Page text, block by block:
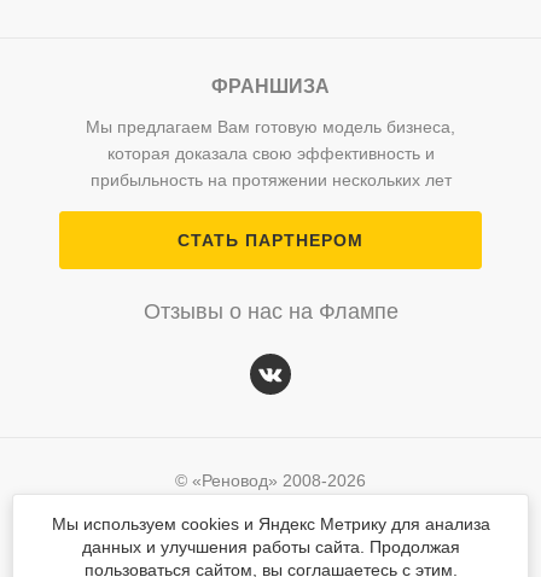
ФРАНШИЗА
Мы предлагаем Вам готовую модель бизнеса,
которая доказала свою эффективность и
прибыльность на протяжении нескольких лет
СТАТЬ ПАРТНЕРОМ
Отзывы о нас на Флампе
© «Реновод» 2008-2026
Политика персональных данных
Согласие на обработку персональных данных
© «Реновод» 2008-2026
Мы используем cookies и Яндекс Метрику для анализа
данных и улучшения работы сайта. Продолжая
пользоваться сайтом, вы соглашаетесь с этим.